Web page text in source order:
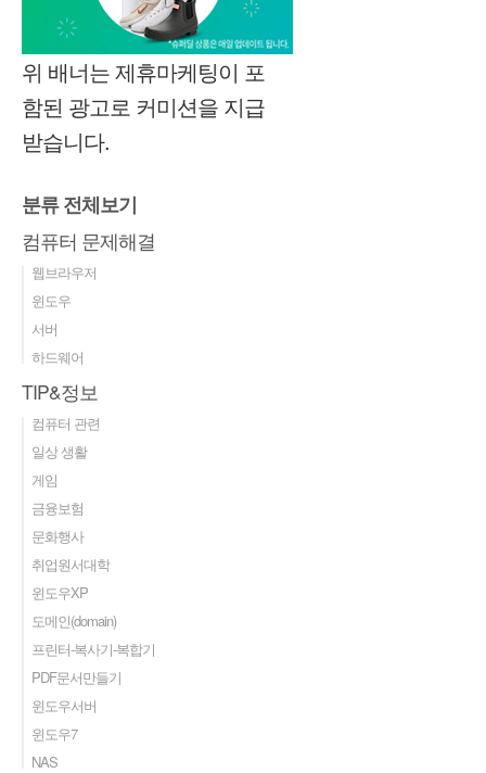
위 배너는 제휴마케팅이 포
함된 광고로 커미션을 지급
받습니다.
분류 전체보기
컴퓨터 문제해결
웹브라우저
윈도우
서버
하드웨어
TIP&정보
컴퓨터 관련
일상 생활
게임
금융보험
문화행사
취업원서대학
윈도우XP
도메인(domain)
프린터-복사기-복합기
PDF문서만들기
윈도우서버
윈도우7
NAS